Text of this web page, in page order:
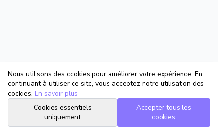
Nous utilisons des cookies pour améliorer votre expérience. En
continuant à utiliser ce site, vous acceptez notre utilisation des
cookies. En savoir plus
Cookies essentiels
uniquement
Accepter tous les
cookies